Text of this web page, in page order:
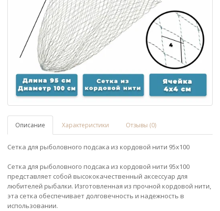
Описание Характеристики Отзывы (0)
Сетка для рыболовного подсака из кордовой нити 95х100
Сетка для рыболовного подсака из кордовой нити 95х100
представляет собой высококачественный аксессуар для
любителей рыбалки. Изготовленная из прочной кордовой нити,
эта сетка обеспечивает долговечность и надежность в
использовании.